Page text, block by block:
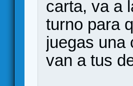
carta, va a
turno para
juegas una
van a tus